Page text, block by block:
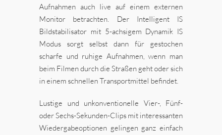
Aufnahmen auch live auf einem externen
Monitor betrachten. Der Intelligent IS
Bildstabilisator mit 5-achsigem Dynamik IS
Modus sorgt selbst dann für gestochen
scharfe und ruhige Aufnahmen, wenn man
beim Filmen durch die Straßen geht oder sich
in einem schnellen Transportmittel befindet.
Lustige und unkonventionelle Vier-, Fünf-
oder Sechs-Sekunden-Clips mit interessanten
Wiedergabeoptionen gelingen ganz einfach